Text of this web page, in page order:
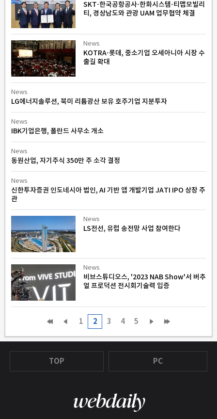
SKT·한국공항공사·한화시스템·티맵모빌리
티, 경상남도와 관광 UAM 업무협약 체결
News
KOTRA·롯데, 중소기업 오세아니아 시장 수
출길 확대
News
LG에너지솔루션, 북미 리튬광산 보유 호주기업 지분투자
News
IBK기업은행, 폴란드 사무소 개소
News
동원산업, 자기주식 350만 주 소각 결정
News
신한투자증권 인도네시아 법인, AI 기반 앱 개발기업 JATI IPO 상장 주
관
News
LS전선, 유럽 송전망 사업 참여한다
News
비브스튜디오스, '2023 NAB Show'서 버추
얼 프로덕션 전시회기술력 입증
1 2 3 4 5
TOP PC